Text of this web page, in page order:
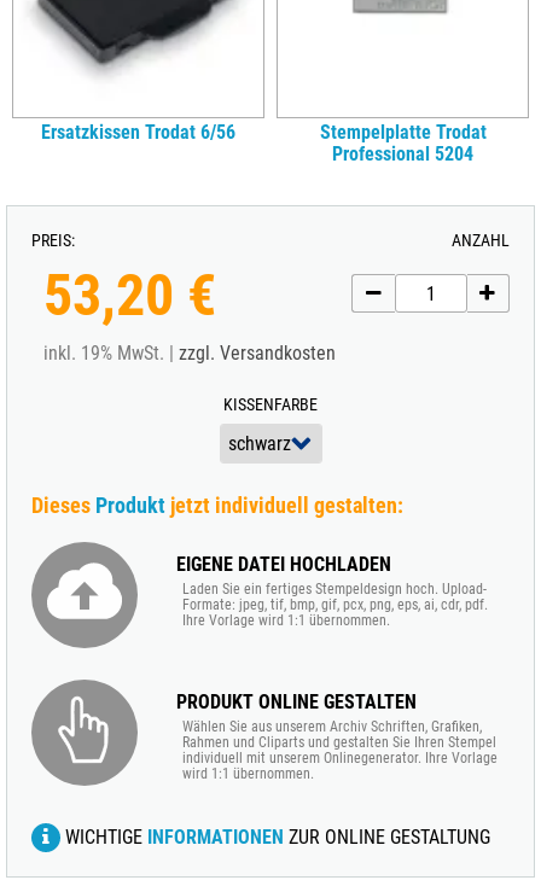
Ersatzkissen Trodat 6/56
Stempelplatte Trodat
Professional 5204
PREIS:
53,20 €
inkl. 19% MwSt. | zzgl. Versandkosten
KISSENFARBE
ANZAHL
Dieses Produkt jetzt individuell gestalten:
EIGENE DATEI HOCHLADEN
Laden Sie ein fertiges Stempeldesign hoch. Upload-
Formate: jpeg, tif, bmp, gif, pcx, png, eps, ai, cdr, pdf.
Ihre Vorlage wird 1:1 übernommen.
PRODUKT ONLINE GESTALTEN
Wählen Sie aus unserem Archiv Schriften, Grafiken,
Rahmen und Cliparts und gestalten Sie Ihren Stempel
individuell mit unserem Onlinegenerator. Ihre Vorlage
wird 1:1 übernommen.
WICHTIGE INFORMATIONEN ZUR ONLINE GESTALTUNG